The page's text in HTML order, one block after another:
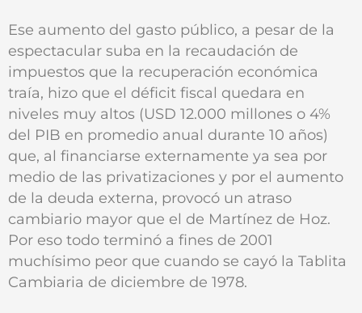
Ese aumento del gasto público, a pesar de la
espectacular suba en la recaudación de
impuestos que la recuperación económica
traía, hizo que el déficit fiscal quedara en
niveles muy altos (USD 12.000 millones o 4%
del PIB en promedio anual durante 10 años)
que, al financiarse externamente ya sea por
medio de las privatizaciones y por el aumento
de la deuda externa, provocó un atraso
cambiario mayor que el de Martínez de Hoz.
Por eso todo terminó a fines de 2001
muchísimo peor que cuando se cayó la Tablita
Cambiaria de diciembre de 1978.